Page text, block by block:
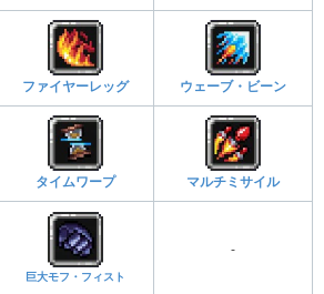
ファイヤーレッグ ウェーブ・ビーン
タイムワープ マルチミサイル
巨大モフ・フィスト
-